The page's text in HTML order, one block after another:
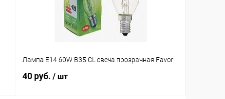
Лампа E14 60W B35 CL свеча прозрачная Favor
40 руб. / шт